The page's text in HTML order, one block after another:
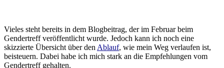
Vieles steht bereits in dem Blogbeitrag, der im Februar beim
Gendertreff veröffentlicht wurde. Jedoch kann ich noch eine
skizzierte Übersicht über den Ablauf, wie mein Weg verlaufen ist,
beisteuern. Dabei habe ich mich stark an die Empfehlungen vom
Gendertreff gehalten.